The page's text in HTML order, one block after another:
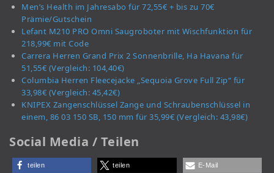
Men’s Health im Jahresabo für 72,55€ + bis zu 70€
Prämie/Gutschein
Lefant M210 PRO Omni Saugroboter mit Wischfunktion für
218,99€ mit Code
Carrera Herren Grand Prix 2 Sonnenbrille, Ha Havana für
51,55€ (Vergleich: 104,40€)
Columbia Herren Fleecejacke „Sequoia Grove Full Zip“ für
33,98€ (Vergleich: 45,42€)
KNIPEX Zangenschlüssel Zange und Schraubenschlüssel in
einem, 86 03 150 SB, 150 mm für 35,99€ (Vergleich: 43,98€)
Social Media / Teilen
teilen teilen E-Mail